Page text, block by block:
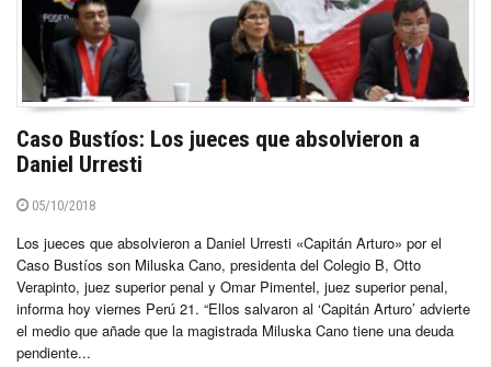
Caso Bustíos: Los jueces que absolvieron a
Daniel Urresti
05/10/2018
Los jueces que absolvieron a Daniel Urresti «Capitán Arturo» por el
Caso Bustíos son Miluska Cano, presidenta del Colegio B, Otto
Verapinto, juez superior penal y Omar Pimentel, juez superior penal,
informa hoy viernes Perú 21. “Ellos salvaron al ‘Capitán Arturo’ advierte
el medio que añade que la magistrada Miluska Cano tiene una deuda
pendiente...